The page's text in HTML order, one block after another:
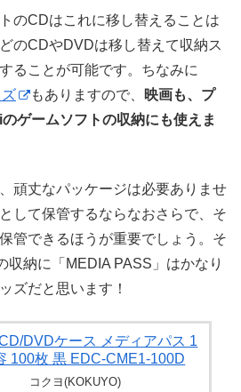
のCDはこれに移し替えることは
のCDやDVDは移し替えて収納ス
ることが可能です。ちなみに
もありますので、
映画も、プ
ゲームソフトの収納にも使えま
頑丈なパッケージは必要ありませ
して保管するならなおさらで、そ
管できるほうが重要でしょう。そ
収納に「MEDIA PASS」はかなり
ズだと思います！
DVDケース メディアパス 1
100枚 黒 EDC-CME1-100D
コクヨ(KOKUYO)